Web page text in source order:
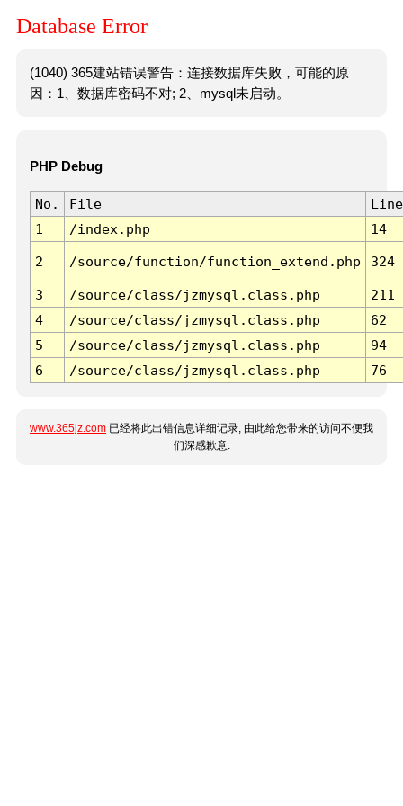
Database Error
(1040) 365建站错误警告：连接数据库失败，可能的原
因：1、数据库密码不对; 2、mysql未启动。
PHP Debug
No. File
Line
1
/index.php 14
2 /source/function/function_extend.php 324
3 /source/class/jzmysql.class.php
211
4
/source/class/jzmysql.class.php
62
5
/source/class/jzmysql.class.php
94
6
/source/class/jzmysql.class.php 76
www.365jz.com 已经将此出错信息详细记录, 由此给您带来的访问不便我
们深感歉意.